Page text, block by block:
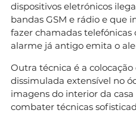
dispositivos eletrónicos
bandas GSM e rádio e que
fazer chamadas
alarme já antigo emita o
Outra técnica é a
dissimulada extensível no
imagens do interior da
combater técnicas